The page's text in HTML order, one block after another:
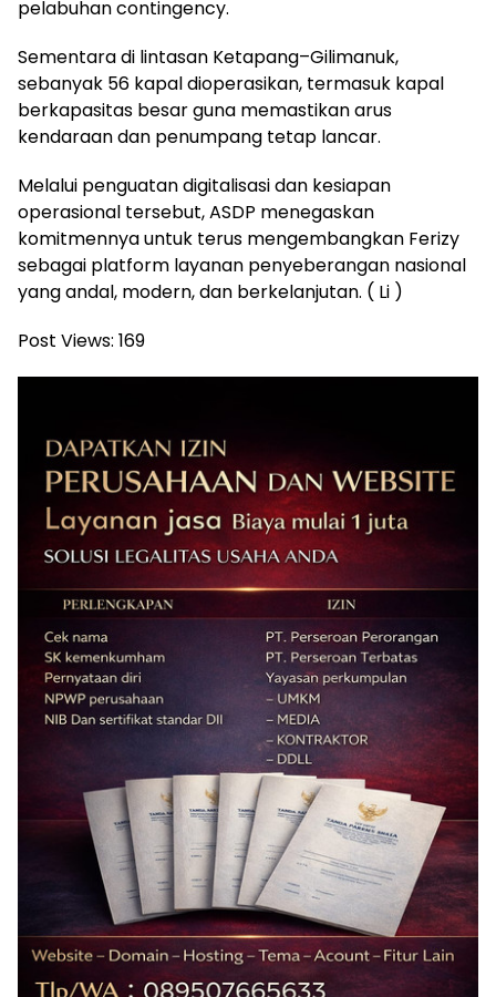
pelabuhan contingency.
Sementara di lintasan Ketapang–Gilimanuk,
sebanyak 56 kapal dioperasikan, termasuk kapal
berkapasitas besar guna memastikan arus
kendaraan dan penumpang tetap lancar.
Melalui penguatan digitalisasi dan kesiapan
operasional tersebut, ASDP menegaskan
komitmennya untuk terus mengembangkan Ferizy
sebagai platform layanan penyeberangan nasional
yang andal, modern, dan berkelanjutan. ( Li )
Post Views: 169